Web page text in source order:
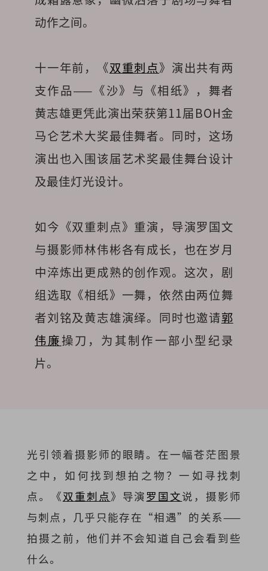
动作之间。
十一年前，《双重刺点》演出共有两
支作品——《沙》与《相纸》，舞者
黄志雄更凭此演出荣获第11届BOH金
马仑艺术大奖最佳舞者。同时，这场
演出也入围该届艺术奖最佳舞台设计
及最佳灯光设计。
如今《双重刺点》重演，导演罗国文
与摄影师林伟彬各有成长，也在岁月
中淬炼出更成熟的创作观。这次，剧
组选取《相纸》一舞，依然由两位舞
者刘铭及黄志雄演绎。同时也邀请郭
伟廉操刀，为其制作一部小型纪录
片。
光引领着摄影师的眼睛。在一幅苍茫图景
之中，如何找到想拍之物？一如寻找刺
点。《双重刺点》导演罗国文说，摄影师
与刺点，几乎只能存在“相遇”的关系——
拍摄之前，他们并不会知道自己会看到些
什么。